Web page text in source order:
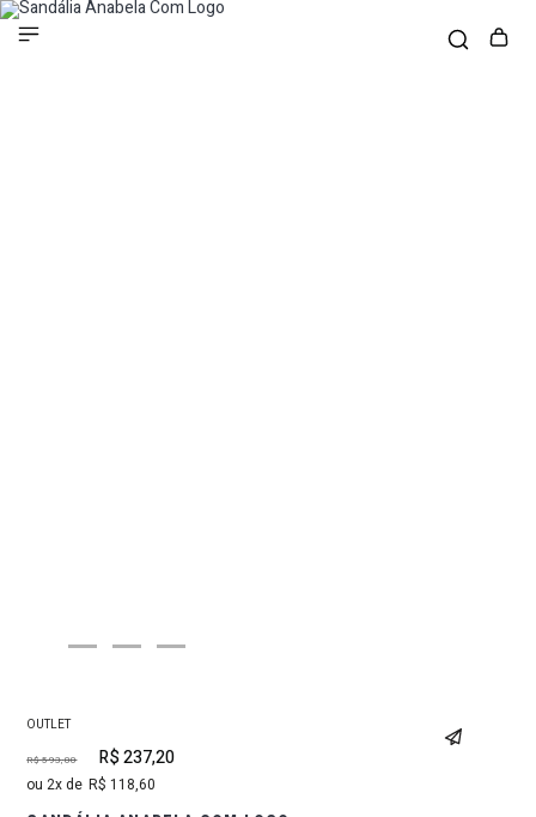
OUTLET
R$ 593,00 R$ 237,20
2 R$ 118,60